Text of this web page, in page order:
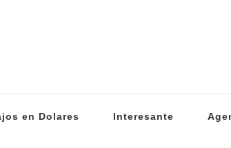
en Dolares Interesante